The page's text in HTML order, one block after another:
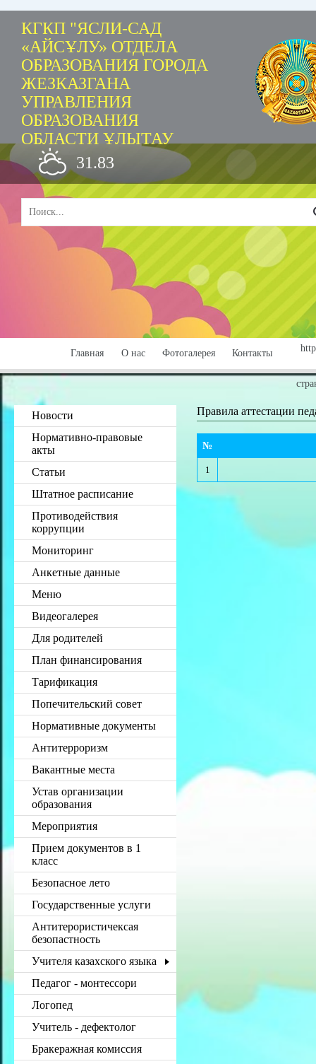
КГКП "ЯСЛИ-САД
«АЙСҰЛУ» ОТДЕЛА
ОБРАЗОВАНИЯ ГОРОДА
ЖЕЗКАЗГАНА
УПРАВЛЕНИЯ
ОБРАЗОВАНИЯ
ОБЛАСТИ ҰЛЫТАУ
31.83
Главная О нас Фотогалерея Контакты
Новости
Нормативно-правовые
акты
Статьи
Штатное расписание
Противодействия
коррупции
Мониторинг
Анкетные данные
Меню
Видеогалерея
Для родителей
План финансирования
Тарификация
Попечительский совет
Нормативные документы
Антитерроризм
Вакантные места
Устав организации
образования
Мероприятия
Прием документов в 1
класс
Безопасное лето
Государственные услуги
Антитерористичексая
безопастность
Учителя казахского языка
Педагог - монтессори
Логопед
Учитель - дефектолог
Бракеражная комиссия
Правила аттестации
№
1